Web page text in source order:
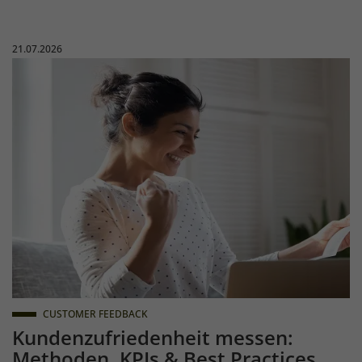
Veröffentlicht am:
21.07.2026
Kundenzufriedenheit messen:
CUSTOMER FEEDBACK